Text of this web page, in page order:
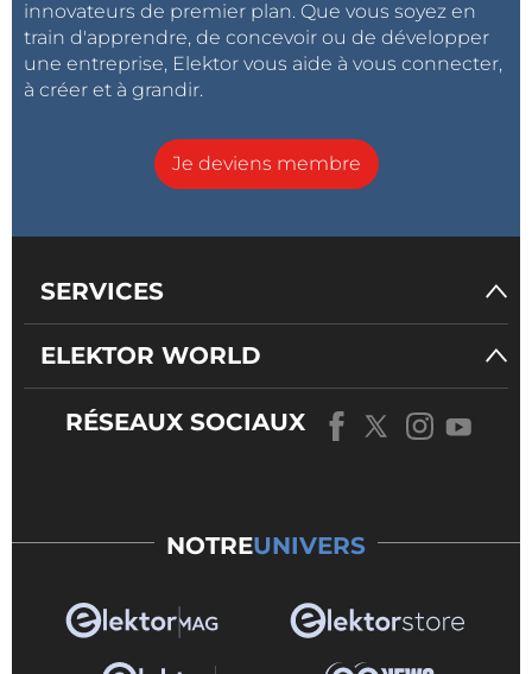
innovateurs de premier plan. Que vous soyez en
train d'apprendre, de concevoir ou de développer
une entreprise, Elektor vous aide à vous connecter,
à créer et à grandir.
Je deviens membre
SERVICES
ELEKTOR WORLD
RÉSEAUX SOCIAUX
NOTREUNIVERS